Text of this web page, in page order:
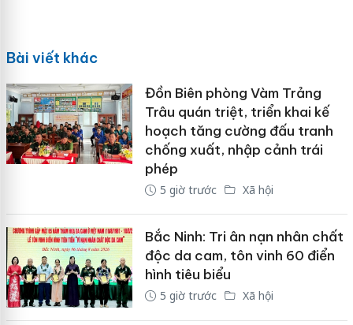
Bài viết khác
Đồn Biên phòng Vàm Trảng
Trâu quán triệt, triển khai kế
hoạch tăng cường đấu tranh
chống xuất, nhập cảnh trái
phép
5 giờ trước Xã hội
Bắc Ninh: Tri ân nạn nhân chất
độc da cam, tôn vinh 60 điển
hình tiêu biểu
5 giờ trước Xã hội